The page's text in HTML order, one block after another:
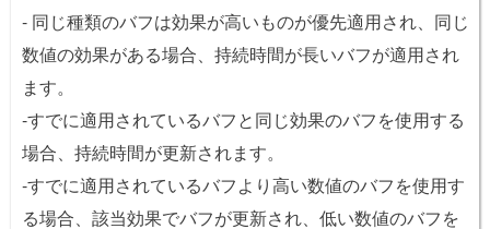
- 同じ種類のバフは効果が高いものが優先適用され、同じ
数値の効果がある場合、持続時間が長いバフが適用され
ます。
-すでに適用されているバフと同じ効果のバフを使用する
場合、持続時間が更新されます。
-すでに適用されているバフより高い数値のバフを使用す
る場合、該当効果でバフが更新され、低い数値のバフを